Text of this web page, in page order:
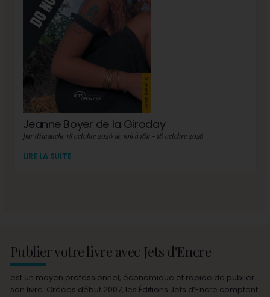
Jeanne Boyer de la Giroday
par dimanche 18 octobre 2026 de 10h à 18h - 18 octobre 2026
LIRE LA SUITE
Publier votre livre avec Jets d'Encre
est un moyen professionnel, économique et rapide de publier
son livre. Créées début 2007, les Éditions Jets d’Encre comptent